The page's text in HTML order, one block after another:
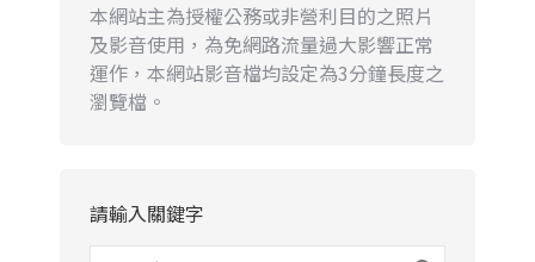
本網站主為授權公務或非營利目的之照片
及影音使用，為免網路流量過大影響正常
運作，本網站影音檔均設定為3分鐘長度之
瀏覽檔。
請輸入關鍵字